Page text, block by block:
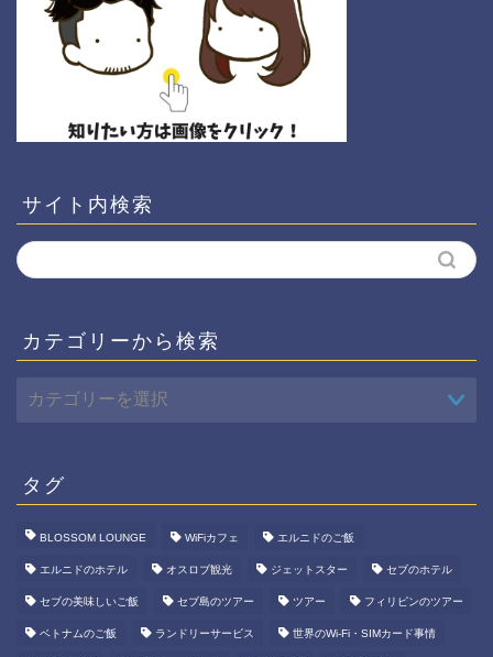
サイト内検索
カテゴリーから検索
タグ
BLOSSOM LOUNGE WiFiカフェ エルニドのご飯
エルニドのホテル オスロブ観光 ジェットスター セブのホテル
セブの美味しいご飯 セブ島のツアー ツアー フィリピンのツアー
ベトナムのご飯 ランドリーサービス 世界のWi-Fi・SIMカード事情